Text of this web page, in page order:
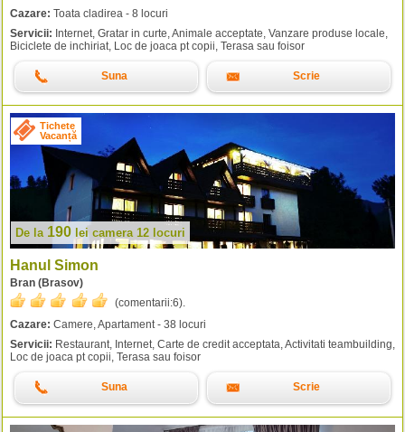
Cazare: Toata cladirea - 8 locuri
Servicii: Internet, Gratar in curte, Animale acceptate, Vanzare produse locale,
Biciclete de inchiriat, Loc de joaca pt copii, Terasa sau foisor
Suna Scrie
Tichete
Vacanță
De la 190 lei camera 12 locuri
Hanul Simon
Bran (Brasov)
(comentarii:6).
Cazare: Camere, Apartament - 38 locuri
Servicii: Restaurant, Internet, Carte de credit acceptata, Activitati teambuilding,
Loc de joaca pt copii, Terasa sau foisor
Suna Scrie